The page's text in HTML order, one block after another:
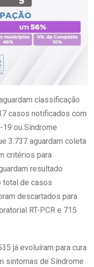
classificação
casos notificados com
ou Síndrome
3.737 aguardam coleta
critérios para
resultado
total de casos
descartados para
RT-PCR e 715
já evoluíram para cura
sintomas de Síndrome